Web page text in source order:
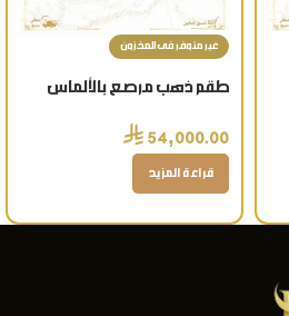
غير متوفر فى المخزون
طقم ذهب مرصع بالألماس
والأعراس الفخمة
⃁ 54,000.00
قراءة المزيد